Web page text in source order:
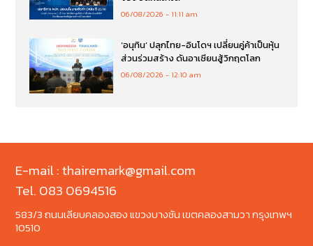
06/08/2026 11:11 am
‘อนุทิน’ ปลุกไทย-อินโดฯ เปลี่ยนคู่ค้าเป็นหุ้น
ส่วนร่วมสร้าง ดันอาเซียนสู้วิกฤตโลก
06/08/2026 12:10 am
E-mail : thairemark@gmail.com
Tel. 083 0694516
583/3 ถนนเลียบคลองสอง แขวงบางชัน เขตคลองสามวา กรุงเทพฯ
10510